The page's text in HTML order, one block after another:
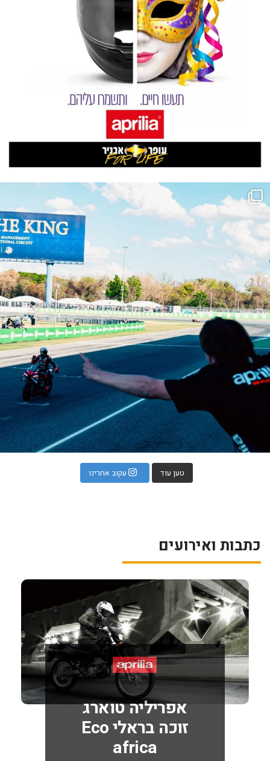
טען עוד עקוב אחרינו
כתבות ואירועים
אפריליה טוארג
זוכה בראלי Eco
africa